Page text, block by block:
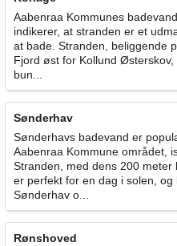
Aabenraa Kommunes
indikerer, at stranden er et
at bade. Stranden, beliggende
Fjord øst for Kollund
bun...
Sønderhav
Sønderhavs badevand er
Aabenraa Kommune området,
Stranden, med dens 200 meter
er perfekt for en dag i solen,
Sønderhav o...
Rønshoved